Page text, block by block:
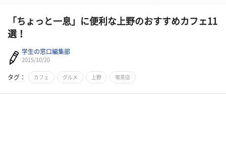
「ちょっと一息」に便利な上野のおすすめカフェ11
選！
学生の窓口編集部
2015/10/20
タグ： カフェ グルメ 上野 喫茶店